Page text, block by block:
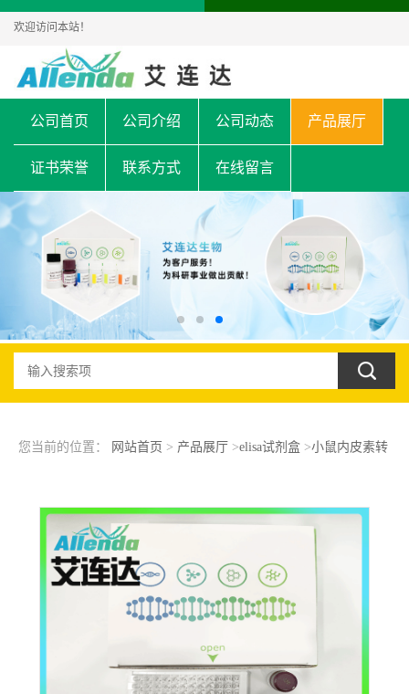
欢迎访问本站！
公司首页 公司介绍 公司动态 产品展厅
证书荣誉 联系方式 在线留言
您当前的位置： 网站首页 > 产品展厅 >elisa试剂盒>小鼠内皮素转